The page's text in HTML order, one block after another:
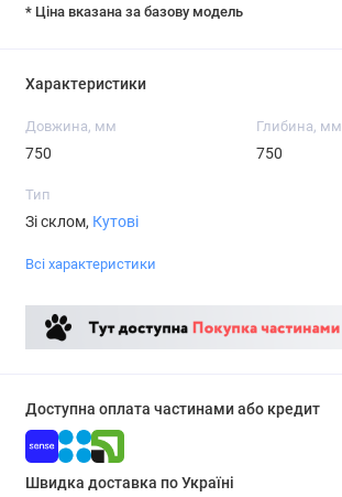
* Ціна вказана за базову модель
Характеристики
Довжина, мм
750
Глибина, мм
750
Тип
Зі склом, Кутові
Всі характеристики
Доступна оплата частинами або кредит
Швидка доставка по Україні